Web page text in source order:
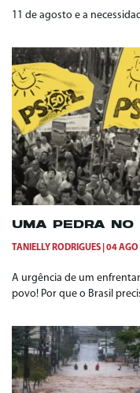
11 de agosto e a
UMA PEDRA NO
TANIELLY RODRIGUES 04
A urgência de um
povo! Por que o Brasil